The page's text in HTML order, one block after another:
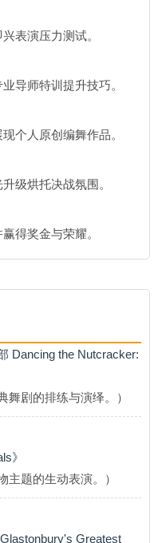
表演压力测试。
导师特训提升技巧。
个人原创编舞作品。
级烘托决战氛围。
得奖金与荣耀。
Dancing the Nutcracker:
舞剧的排练与演绎。）
》
主题的生动表演。）
Greatest